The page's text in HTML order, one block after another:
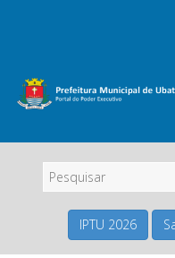
IPTU 2026